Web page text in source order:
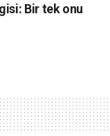
Bir tek onu